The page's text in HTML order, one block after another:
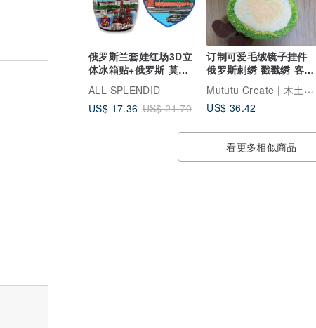
俄罗斯兰套娃红场3D立
体冰箱贴+俄罗斯 莫斯
科河刺绣布标【2件组
ALL SPLENDID
US$ 17.36 US$ 21.70
订制可爱毛绒镜子挂件
俄罗斯刺绣 戳戳绣 客制
化
Mututu Create | 木土土造
US$ 36.42
看更多相似商品